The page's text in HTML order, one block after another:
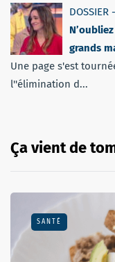
DOSSIER
grands
Une page s'est
l''élimination d...
Ça vient de
SANTÉ